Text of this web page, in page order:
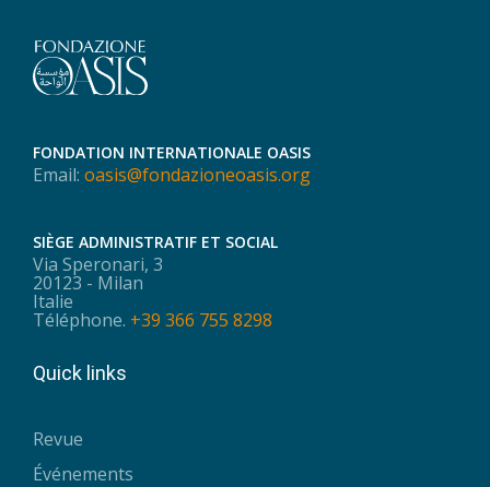
FONDATION INTERNATIONALE OASIS
Email: oasis@fondazioneoasis.org
SIÈGE ADMINISTRATIF ET SOCIAL
Via Speronari, 3
20123 - Milan
Italie
Téléphone. +39 366 755 8298
Quick links
Revue
Événements